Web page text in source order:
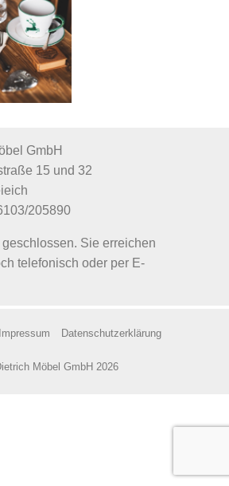
GmbH
15 und 32
205890
Sie erreichen
telefonisch oder per E-
Impressum Datenschutzerklärung
Möbel GmbH 2026